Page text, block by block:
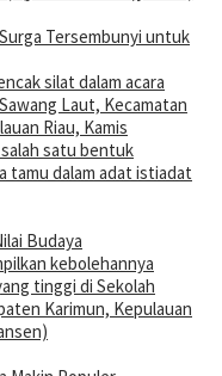
Tersembunyi untuk
Budaya